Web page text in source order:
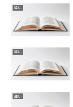
違い
違い
違い